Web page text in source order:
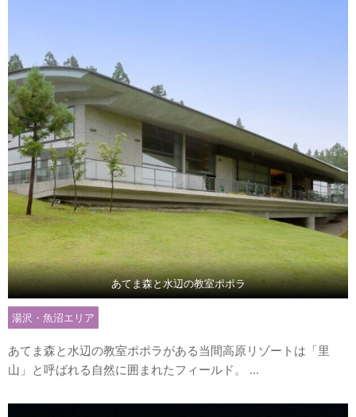
あてま森と水辺の教室ポポラ
湯沢・魚沼エリア
あてま森と水辺の教室ポポラがある当間高原リゾートは「里
山」と呼ばれる自然に囲まれたフィールド。 ...